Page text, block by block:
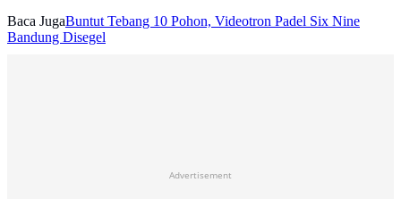
Baca JugaBuntut Tebang 10 Pohon, Videotron Padel Six Nine
Bandung Disegel
Advertisement